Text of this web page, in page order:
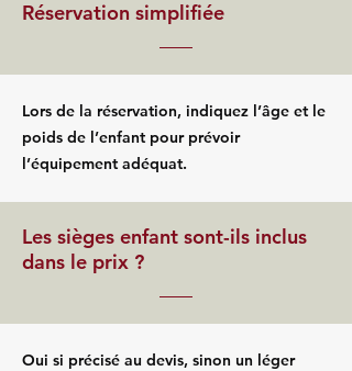
Réservation simplifiée
Lors de la réservation, indiquez l’âge et le
poids de l’enfant pour prévoir
l’équipement adéquat.
Les sièges enfant sont-ils inclus
dans le prix ?
Oui si précisé au devis, sinon un léger